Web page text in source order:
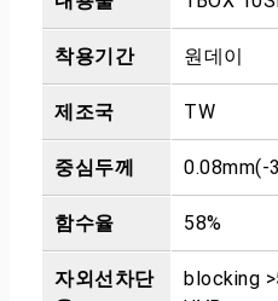
착용기간 원데이
제조국 TW
중심두께 0.08mm(-
함수율 58%
자외선차단
blocking